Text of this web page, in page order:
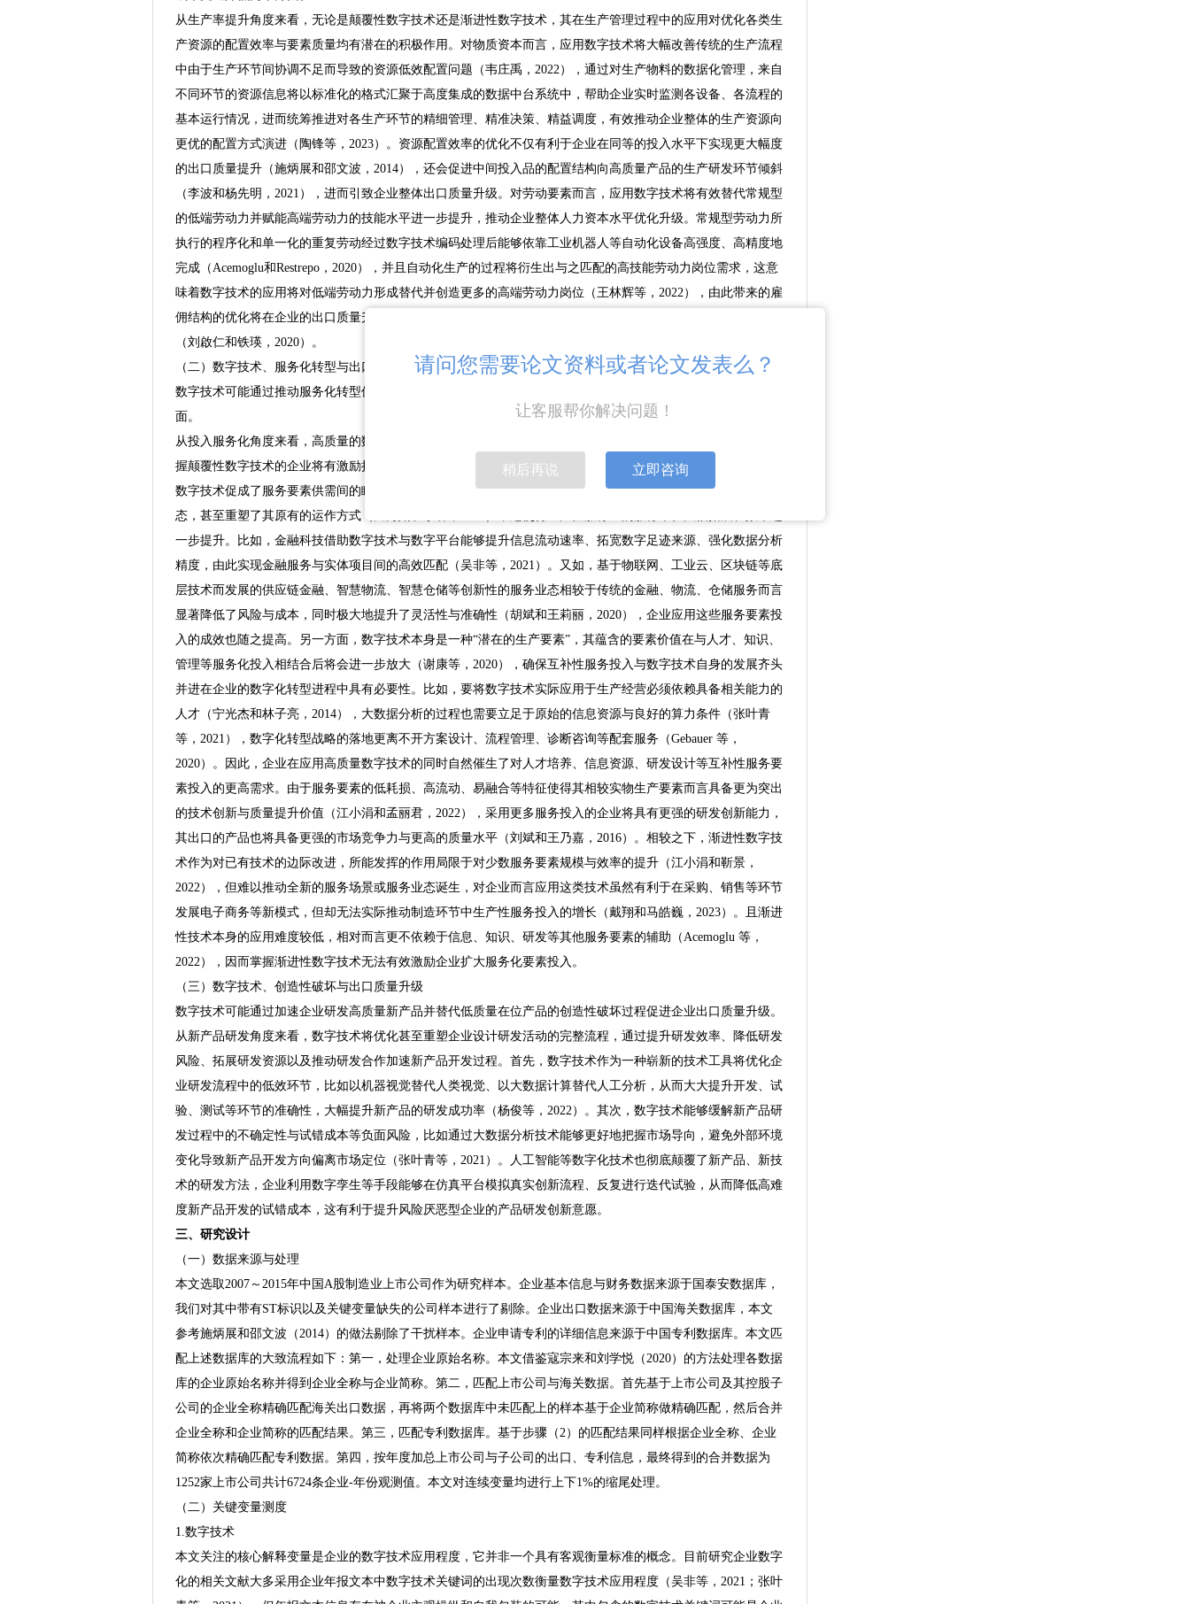
从生产率提升角度来看，无论是颠覆性数字技术还是渐进性数字技术，其在生产管理过程中的应用对优化各类生
产资源的配置效率与要素质量均有潜在的积极作用。对物质资本而言，应用数字技术将大幅改善传统的生产流程
中由于生产环节间协调不足而导致的资源低效配置问题（韦庄禹，2022），通过对生产物料的数据化管理，来自
不同环节的资源信息将以标准化的格式汇聚于高度集成的数据中台系统中，帮助企业实时监测各设备、各流程的
基本运行情况，进而统筹推进对各生产环节的精细管理、精准决策、精益调度，有效推动企业整体的生产资源向
更优的配置方式演进（陶锋等，2023）。资源配置效率的优化不仅有利于企业在同等的投入水平下实现更大幅度
的出口质量提升（施炳展和邵文波，2014），还会促进中间投入品的配置结构向高质量产品的生产研发环节倾斜
（李波和杨先明，2021），进而引致企业整体出口质量升级。对劳动要素而言，应用数字技术将有效替代常规型
的低端劳动力并赋能高端劳动力的技能水平进一步提升，推动企业整体人力资本水平优化升级。常规型劳动力所
执行的程序化和单一化的重复劳动经过数字技术编码处理后能够依靠工业机器人等自动化设备高强度、高精度地
完成（Acemoglu和Restrepo，2020），并且自动化生产的过程将衍生出与之匹配的高技能劳动力岗位需求，这意
味着数字技术的应用将对低端劳动力形成替代并创造更多的高端劳动力岗位（王林辉等，2022），由此带来的雇
佣结构的优化将在企业的出口质量升级进程中释放“技能红利”，强化企业将中间品质量融入最终品质量的能力
（刘啟仁和铁瑛，2020）。
（二）数字技术、服务化转型与出口质量升级
数字技术可能通过推动服务化转型促进企业出口质量升级，其中服务化转型涵盖投入服务化与产出服务化两个方
面。
从投入服务化角度来看，高质量的数字技术在与服务要素的双向互动过程中将协同放大彼此的潜在价值，因此掌
握颠覆性数字技术的企业将有激励扩大生产环节中的服务要素投入以提高预期收益。一方面，高度创新的颠覆性
数字技术促成了服务要素供需间的瞬时精确匹配（黄群慧等，2019），为服务要素开拓了全新的应用场景与业
态，甚至重塑了其原有的运作方式（田秀娟和李睿，2022），这使得生产性服务业的服务半径大幅拓展、效率进
一步提升。比如，金融科技借助数字技术与数字平台能够提升信息流动速率、拓宽数字足迹来源、强化数据分析
精度，由此实现金融服务与实体项目间的高效匹配（吴非等，2021）。又如，基于物联网、工业云、区块链等底
层技术而发展的供应链金融、智慧物流、智慧仓储等创新性的服务业态相较于传统的金融、物流、仓储服务而言
显著降低了风险与成本，同时极大地提升了灵活性与准确性（胡斌和王莉丽，2020），企业应用这些服务要素投
入的成效也随之提高。另一方面，数字技术本身是一种“潜在的生产要素”，其蕴含的要素价值在与人才、知识、
管理等服务化投入相结合后将会进一步放大（谢康等，2020），确保互补性服务投入与数字技术自身的发展齐头
并进在企业的数字化转型进程中具有必要性。比如，要将数字技术实际应用于生产经营必须依赖具备相关能力的
人才（宁光杰和林子亮，2014），大数据分析的过程也需要立足于原始的信息资源与良好的算力条件（张叶青
等，2021），数字化转型战略的落地更离不开方案设计、流程管理、诊断咨询等配套服务（Gebauer 等，
2020）。因此，企业在应用高质量数字技术的同时自然催生了对人才培养、信息资源、研发设计等互补性服务要
素投入的更高需求。由于服务要素的低耗损、高流动、易融合等特征使得其相较实物生产要素而言具备更为突出
的技术创新与质量提升价值（江小涓和孟丽君，2022），采用更多服务投入的企业将具有更强的研发创新能力，
其出口的产品也将具备更强的市场竞争力与更高的质量水平（刘斌和王乃嘉，2016）。相较之下，渐进性数字技
术作为对已有技术的边际改进，所能发挥的作用局限于对少数服务要素规模与效率的提升（江小涓和靳景，
2022），但难以推动全新的服务场景或服务业态诞生，对企业而言应用这类技术虽然有利于在采购、销售等环节
发展电子商务等新模式，但却无法实际推动制造环节中生产性服务投入的增长（戴翔和马皓巍，2023）。且渐进
性技术本身的应用难度较低，相对而言更不依赖于信息、知识、研发等其他服务要素的辅助（Acemoglu 等，
2022），因而掌握渐进性数字技术无法有效激励企业扩大服务化要素投入。
（三）数字技术、创造性破坏与出口质量升级
数字技术可能通过加速企业研发高质量新产品并替代低质量在位产品的创造性破坏过程促进企业出口质量升级。
从新产品研发角度来看，数字技术将优化甚至重塑企业设计研发活动的完整流程，通过提升研发效率、降低研发
风险、拓展研发资源以及推动研发合作加速新产品开发过程。首先，数字技术作为一种崭新的技术工具将优化企
业研发流程中的低效环节，比如以机器视觉替代人类视觉、以大数据计算替代人工分析，从而大大提升开发、试
验、测试等环节的准确性，大幅提升新产品的研发成功率（杨俊等，2022）。其次，数字技术能够缓解新产品研
发过程中的不确定性与试错成本等负面风险，比如通过大数据分析技术能够更好地把握市场导向，避免外部环境
变化导致新产品开发方向偏离市场定位（张叶青等，2021）。人工智能等数字化技术也彻底颠覆了新产品、新技
术的研发方法，企业利用数字孪生等手段能够在仿真平台模拟真实创新流程、反复进行迭代试验，从而降低高难
度新产品开发的试错成本，这有利于提升风险厌恶型企业的产品研发创新意愿。
三、研究设计
（一）数据来源与处理
本文选取2007～2015年中国A股制造业上市公司作为研究样本。企业基本信息与财务数据来源于国泰安数据库，
我们对其中带有ST标识以及关键变量缺失的公司样本进行了剔除。企业出口数据来源于中国海关数据库，本文
参考施炳展和邵文波（2014）的做法剔除了干扰样本。企业申请专利的详细信息来源于中国专利数据库。本文匹
配上述数据库的大致流程如下：第一，处理企业原始名称。本文借鉴寇宗来和刘学悦（2020）的方法处理各数据
库的企业原始名称并得到企业全称与企业简称。第二，匹配上市公司与海关数据。首先基于上市公司及其控股子
公司的企业全称精确匹配海关出口数据，再将两个数据库中未匹配上的样本基于企业简称做精确匹配，然后合并
企业全称和企业简称的匹配结果。第三，匹配专利数据库。基于步骤（2）的匹配结果同样根据企业全称、企业
简称依次精确匹配专利数据。第四，按年度加总上市公司与子公司的出口、专利信息，最终得到的合并数据为
1252家上市公司共计6724条企业-年份观测值。本文对连续变量均进行上下1%的缩尾处理。
（二）关键变量测度
1.数字技术
本文关注的核心解释变量是企业的数字技术应用程度，它并非一个具有客观衡量标准的概念。目前研究企业数字
化的相关文献大多采用企业年报文本中数字技术关键词的出现次数衡量数字技术应用程度（吴非等，2021；张叶
请问您需要论文资料或者论文发表么？
让客服帮你解决问题！
稍后再说 立即咨询